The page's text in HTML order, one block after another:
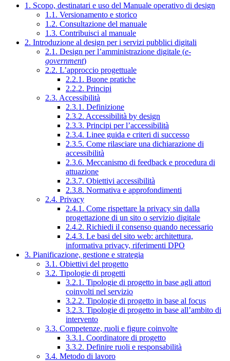
1. Scopo, destinatari e uso del Manuale operativo di design
1.1. Versionamento e storico
1.2. Consultazione del manuale
1.3. Contribuisci al manuale
2. Introduzione al design per i servizi pubblici digitali
2.1. Design per l’amministrazione digitale (e-
government)
2.2. L’approccio progettuale
2.2.1. Buone pratiche
2.2.2. Principi
2.3. Accessibilità
2.3.1. Definizione
2.3.2. Accessibilità by design
2.3.3. Principi per l’accessibilità
2.3.4. Linee guida e criteri di successo
2.3.5. Come rilasciare una dichiarazione di
accessibilità
2.3.6. Meccanismo di feedback e procedura di
attuazione
2.3.7. Obiettivi accessibilità
2.3.8. Normativa e approfondimenti
2.4. Privacy
2.4.1. Come rispettare la privacy sin dalla
progettazione di un sito o servizio digitale
2.4.2. Richiedi il consenso quando necessario
2.4.3. Le basi del sito web: architettura,
informativa privacy, riferimenti DPO
3. Pianificazione, gestione e strategia
3.1. Obiettivi del progetto
3.2. Tipologie di progetti
3.2.1. Tipologie di progetto in base agli attori
coinvolti nel servizio
3.2.2. Tipologie di progetto in base al focus
3.2.3. Tipologie di progetto in base all’ambito di
intervento
3.3. Competenze, ruoli e figure coinvolte
3.3.1. Coordinatore di progetto
3.3.2. Definire ruoli e responsabilità
3.4. Metodo di lavoro